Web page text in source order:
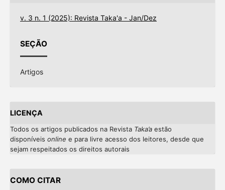
v. 3 n. 1 (2025): Revista Taka'a - Jan/Dez
SEÇÃO
Artigos
LICENÇA
Todos os artigos publicados na Revista Taka’aestão
disponíveis online e para livre acesso dos leitores, desde que
sejam respeitados os direitos autorais
COMO CITAR